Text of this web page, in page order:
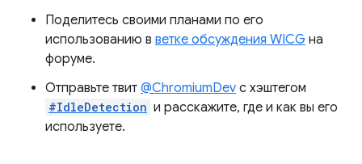
Поделитесь своими планами по его
использованию в ветке обсуждения WICG на
форуме.
Отправьте твит @ChromiumDev с хэштегом
#IdleDetection и расскажите, где и как вы его
используете.